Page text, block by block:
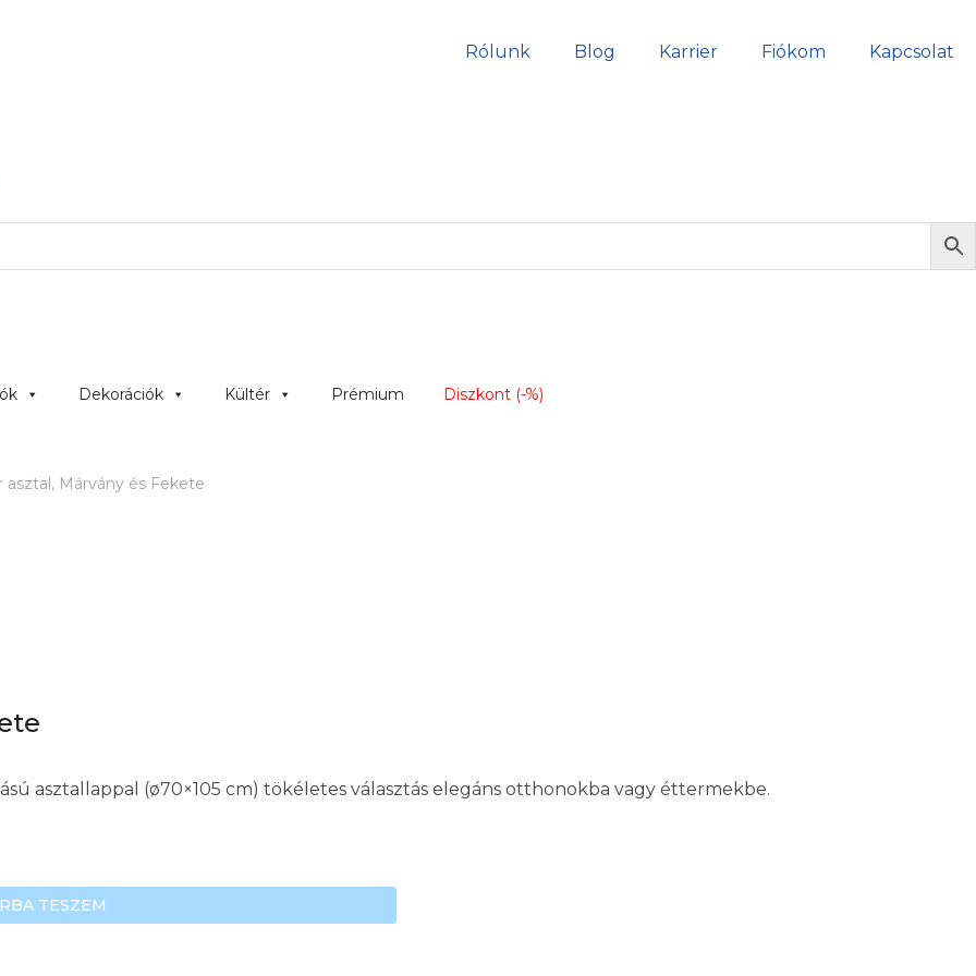
Rólunk Blog Karrier Fiókom Kapcsolat
Dekorációk Kültér Prémium Diszkont (-%)
asztal, Márvány és Fekete
asztallappal (ø70×105 cm) tökéletes választás elegáns otthonokba vagy éttermekbe.
TESZEM